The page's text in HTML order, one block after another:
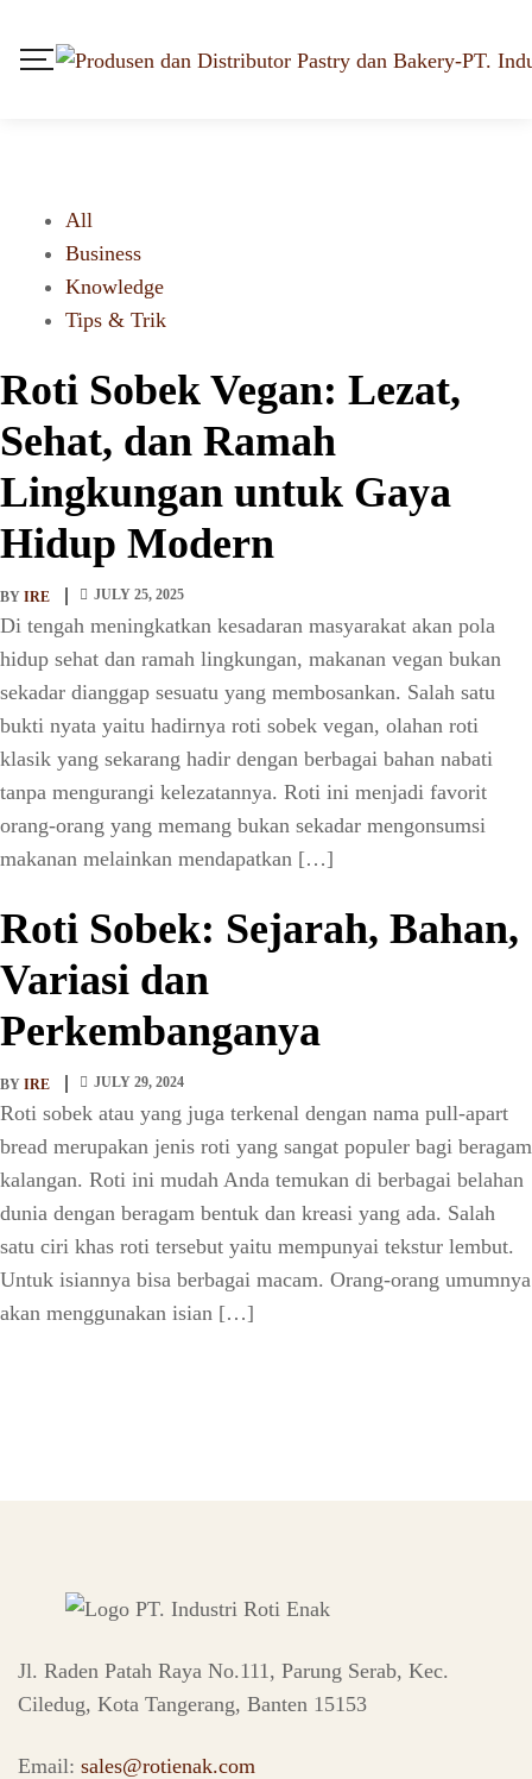
All
Business
Knowledge
Tips & Trik
Roti Sobek Vegan: Lezat,
Sehat, dan Ramah
Lingkungan untuk Gaya
Hidup Modern
BY IRE JULY 25, 2025
Di tengah meningkatkan kesadaran masyarakat akan pola
hidup sehat dan ramah lingkungan, makanan vegan bukan
sekadar dianggap sesuatu yang membosankan. Salah satu
bukti nyata yaitu hadirnya roti sobek vegan, olahan roti
klasik yang sekarang hadir dengan berbagai bahan nabati
tanpa mengurangi kelezatannya. Roti ini menjadi favorit
orang-orang yang memang bukan sekadar mengonsumsi
makanan melainkan mendapatkan […]
Roti Sobek: Sejarah, Bahan,
Variasi dan
Perkembanganya
BY IRE JULY 29, 2024
Roti sobek atau yang juga terkenal dengan nama pull-apart
bread merupakan jenis roti yang sangat populer bagi beragam
kalangan. Roti ini mudah Anda temukan di berbagai belahan
dunia dengan beragam bentuk dan kreasi yang ada. Salah
satu ciri khas roti tersebut yaitu mempunyai tekstur lembut.
Untuk isiannya bisa berbagai macam. Orang-orang umumnya
akan menggunakan isian […]
Jl. Raden Patah Raya No.111, Parung Serab, Kec.
Ciledug, Kota Tangerang, Banten 15153
Email: sales@rotienak.com